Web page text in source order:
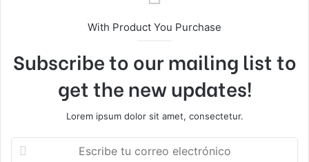
With Product You Purchase
Subscribe to our mailing list to
get the new updates!
Lorem ipsum dolor sit amet, consectetur.
Escribe